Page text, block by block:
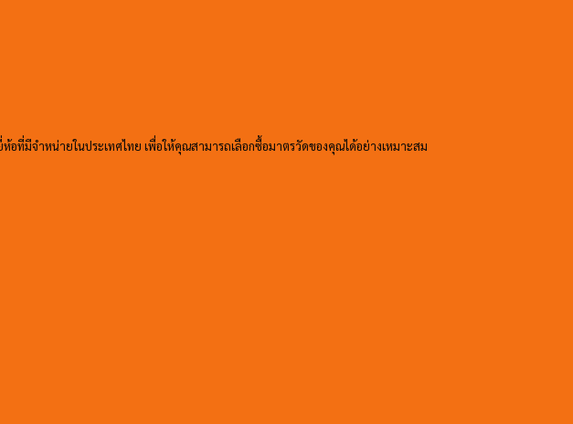
อที่มีจำหน่ายในประเทศไทย เพื่อให้คุณสามารถเลือกซื้อมาตรวัดของคุณได้อย่างเหมาะสม